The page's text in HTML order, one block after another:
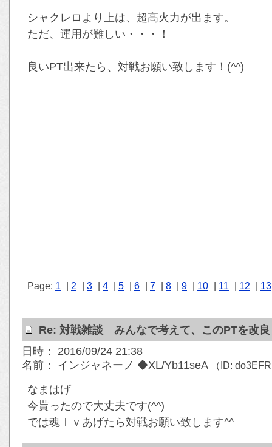
シャクレロより上は、超高火力が出ます。
ただ、運用が難しい・・・！
良いPT出来たら、対戦お願い致します！(^^)
Page: 1 2 3 4 5 6 7 8 9 10 11 12 13
Re: 対戦雑談 みんなで考えて、このPTを改
日時： 2016/09/24 21:38
名前： インジャネーノ ◆XL/Yb11seA
（ID:
なまはげ
今貰ったので大丈夫です(^^)
では魂ｌｖあげたら対戦お願い致します^^